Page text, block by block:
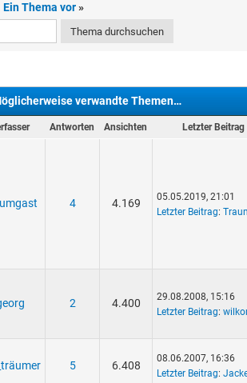
Ein Thema vor»
verwandte Themen…
Antworten Ansichten Letzter Beitrag
4 4.169
05.05.2019, 21:01
Letzter Beitrag:
2 4.400
29.08.2008, 15:16
Letzter Beitrag:
5 6.408
08.06.2007, 16:36
Letzter Beitrag: